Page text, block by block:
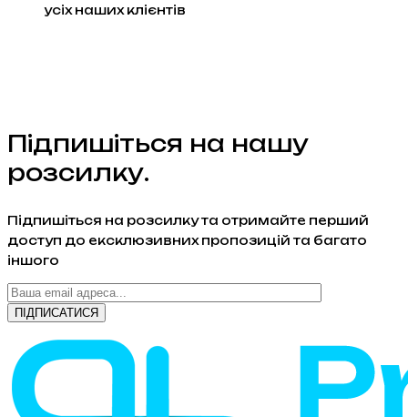
усіх наших клієнтів
Підпишіться на нашу
розсилку.
Підпишіться на розсилку та отримайте перший
доступ до ексклюзивних пропозицій та багато
іншого